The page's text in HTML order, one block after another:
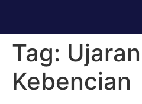
Tag: Ujaran
Kebencian